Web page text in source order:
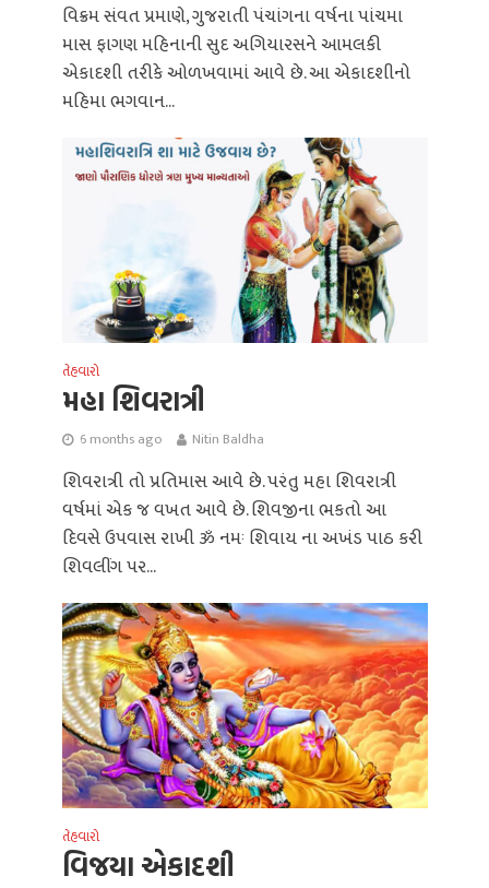
વિક્રમ સંવત પ્રમાણે, ગુજરાતી પંચાંગના વર્ષના પાંચમા
માસ ફાગણ મહિનાની સુદ અગિયારસને આમલકી
એકાદશી તરીકે ઓળખવામાં આવે છે. આ એકાદશીનો
મહિમા ભગવાન...
તેહવારો
મહા શિવરાત્રી
6 months ago Nitin Baldha
શિવરાત્રી તો પ્રતિમાસ આવે છે. પરંતુ મહા શિવરાત્રી
વર્ષમાં એક જ વખત આવે છે. શિવજીના ભકતો આ
દિવસે ઉપવાસ રાખી ૐ નમઃ શિવાય ના અખંડ પાઠ કરી
શિવલીંગ પર...
તેહવારો
વિજયા એકાદશી